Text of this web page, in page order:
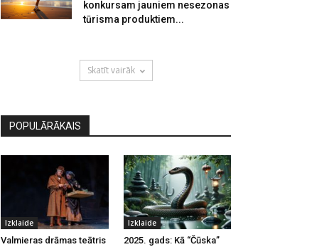
konkursam jauniem nesezonas
tūrisma produktiem...
Skatīt vairāk
POPULĀRĀKAIS
Izklaide
Valmieras drāmas teātris
Izklaide
2025. gads: Kā “Čūska”